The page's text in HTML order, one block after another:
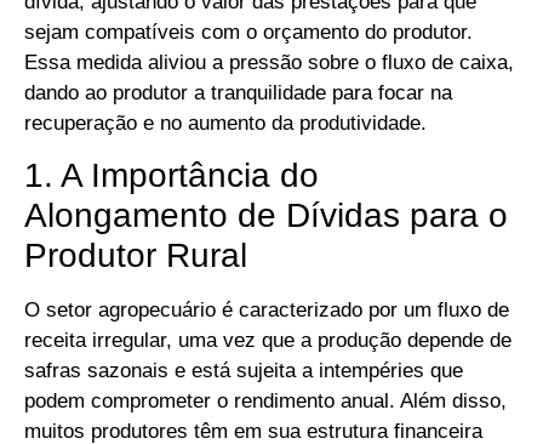
sejam compatíveis com o orçamento do produtor.
Essa medida aliviou a pressão sobre o fluxo de caixa,
dando ao produtor a tranquilidade para focar na
recuperação e no aumento da produtividade.
1. A Importância do
Alongamento de Dívidas para o
Produtor Rural
O setor agropecuário é caracterizado por um fluxo de
receita irregular, uma vez que a produção depende de
safras sazonais e está sujeita a intempéries que
podem comprometer o rendimento anual. Além disso,
muitos produtores têm em sua estrutura financeira